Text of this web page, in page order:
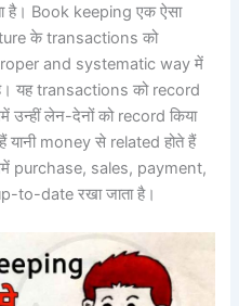
है। Book keeping एक ऐसा
के transactions को
and systematic way में
यह transactions को record
उन्हीं लेन-देनों को record किया
यानी money से related होते हैं
purchase, sales, payment,
to-date रखा जाता है।